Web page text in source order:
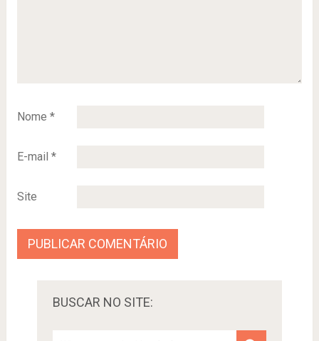
Nome *
E-mail *
Site
BUSCAR NO SITE: